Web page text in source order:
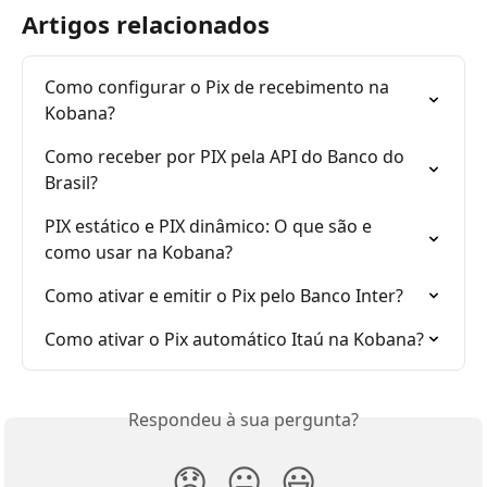
Artigos relacionados
Como configurar o Pix de recebimento na
Kobana?
Como receber por PIX pela API do Banco do
Brasil?
PIX estático e PIX dinâmico: O que são e
como usar na Kobana?
Como ativar e emitir o Pix pelo Banco Inter?
Como ativar o Pix automático Itaú na Kobana?
Respondeu à sua pergunta?